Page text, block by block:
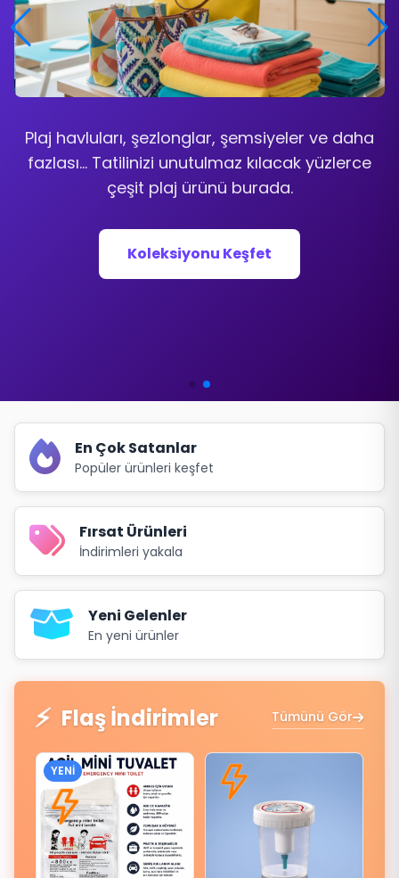
Eldivenlerden enjektörlere, steril örtülerden
dezenfektanlara kadar tüm tek kullanımlık
medikal sarf malzeme ihtiyaçlarınızı toptan
fiyatlarla karşılıyoruz.
Plaj havluları, şezlonglar, şemsiyeler ve daha
fazlası... Tatilinizi unutulmaz kılacak yüzlerce
çeşit plaj ürünü burada.
Koleksiyonu Keşfet
En Çok Satanlar
Popüler ürünleri keşfet
Fırsat Ürünleri
İndirimleri yakala
Yeni Gelenler
En yeni ürünler
⚡ Flaş İndirimler Tümünü Gör
YENI